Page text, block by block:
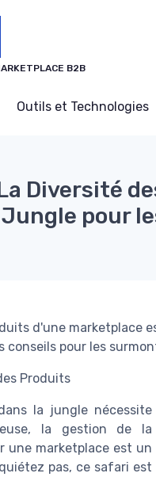
B2B
Outils et Technologies
Diversité
pour
d'une marketplace
conseils pour les
Produits
la jungle nécessite
la gestion de la
une marketplace est un
pas, ce safari est